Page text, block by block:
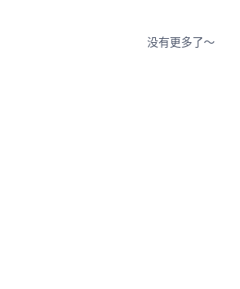
没有更多了～